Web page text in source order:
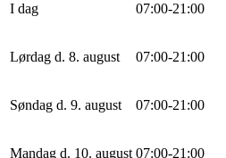
I dag 07:00-21 :00
Lørdag d. 8. august 07:00-21 :00
Søndag d. 9. august 07:00-21 :00
Mandag d. 10. august 07:00-21 :00